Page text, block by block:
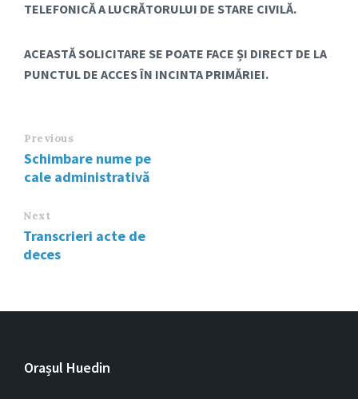
TELEFONICĂ A LUCRĂTORULUI DE STARE CIVILĂ.
ACEASTĂ SOLICITARE SE POATE FACE ȘI DIRECT DE LA
PUNCTUL DE ACCES ÎN INCINTA PRIMĂRIEI.
Previous
Schimbare nume pe
cale administrativă
Next
Transcrieri acte de
deces
Orașul Huedin